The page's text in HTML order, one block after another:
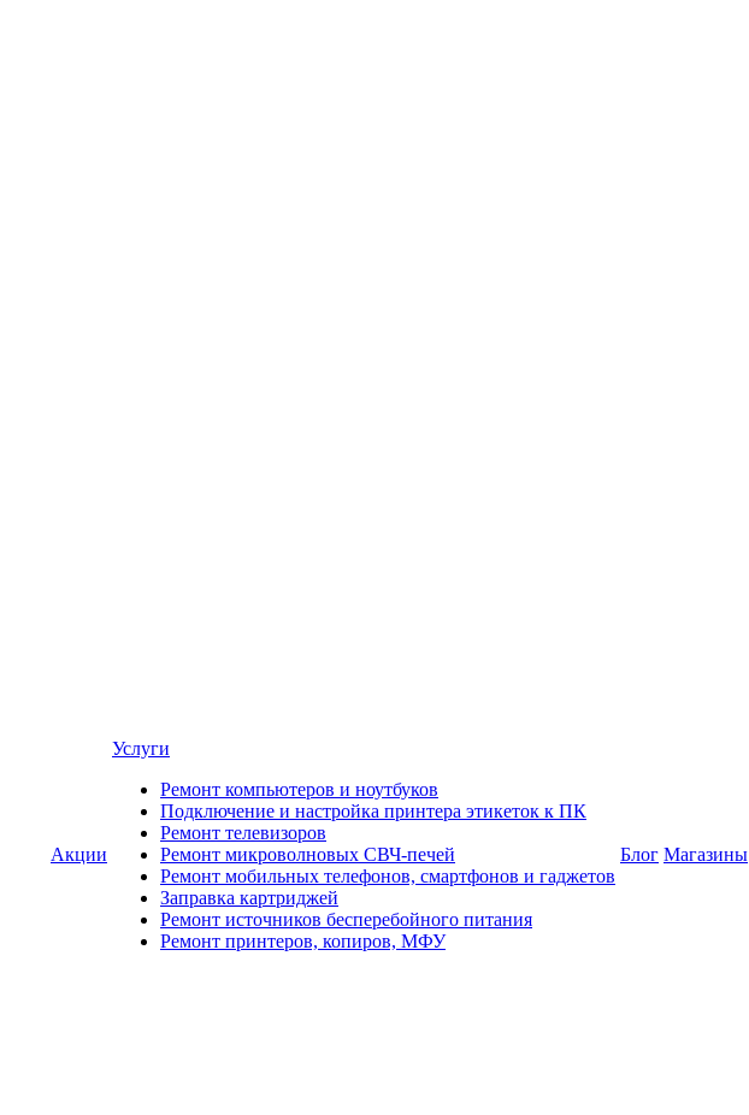
Акции
Услуги
Ремонт компьютеров и ноутбуков
Подключение и настройка принтера этикеток к ПК
Ремонт телевизоров
Ремонт микроволновых СВЧ-печей
Ремонт мобильных телефонов, смартфонов и гаджетов
Заправка картриджей
Ремонт источников бесперебойного питания
Ремонт принтеров, копиров, МФУ
Блог Магазины